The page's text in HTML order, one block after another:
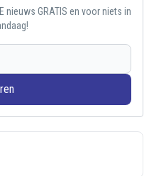
nieuws GRATIS en voor niets in